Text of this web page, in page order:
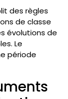
des règles
de classe
évolutions de
Le
période